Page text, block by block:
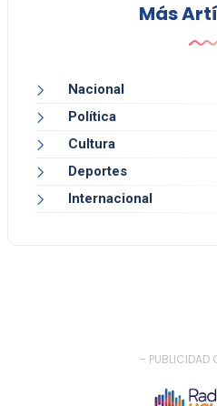
Más
Nacional
Política
Cultura
Deportes
Internacional
- PUBLICIDAD